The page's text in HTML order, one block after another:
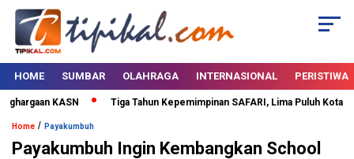
HOME SUMBAR OLAHRAGA INTERNASIONAL PERISTIWA
KASN Tiga Tahun Kepemimpinan SAFARI, Lima Puluh Kota
Home / Payakumbuh
Payakumbuh Ingin Kembangkan School